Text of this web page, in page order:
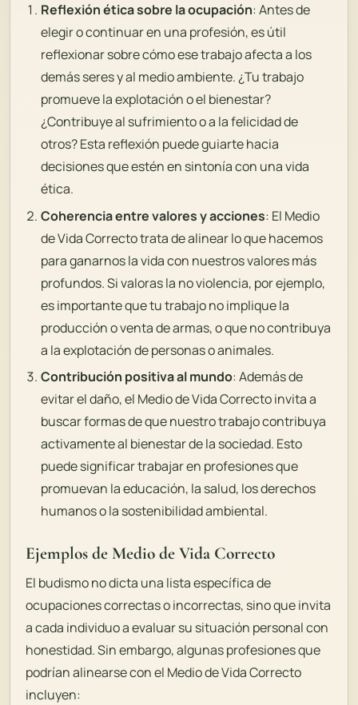
Reflexión ética sobre la ocupación: Antes de
elegir o continuar en una profesión, es útil
reflexionar sobre cómo ese trabajo afecta a los
demás seres y al medio ambiente. ¿Tu trabajo
promueve la explotación o el bienestar?
¿Contribuye al sufrimiento o a la felicidad de
otros? Esta reflexión puede guiarte hacia
decisiones que estén en sintonía con una vida
ética.
Coherencia entre valores y acciones: El Medio
de Vida Correcto trata de alinear lo que hacemos
para ganarnos la vida con nuestros valores más
profundos. Si valoras la no violencia, por ejemplo,
es importante que tu trabajo no implique la
producción o venta de armas, o que no contribuya
a la explotación de personas o animales.
Contribución positiva al mundo: Además de
evitar el daño, el Medio de Vida Correcto invita a
buscar formas de que nuestro trabajo contribuya
activamente al bienestar de la sociedad. Esto
puede significar trabajar en profesiones que
promuevan la educación, la salud, los derechos
humanos o la sostenibilidad ambiental.
Ejemplos de Medio de Vida Correcto
El budismo no dicta una lista específica de
ocupaciones correctas o incorrectas, sino que invita
a cada individuo a evaluar su situación personal con
honestidad. Sin embargo, algunas profesiones que
podrían alinearse con el Medio de Vida Correcto
incluyen: